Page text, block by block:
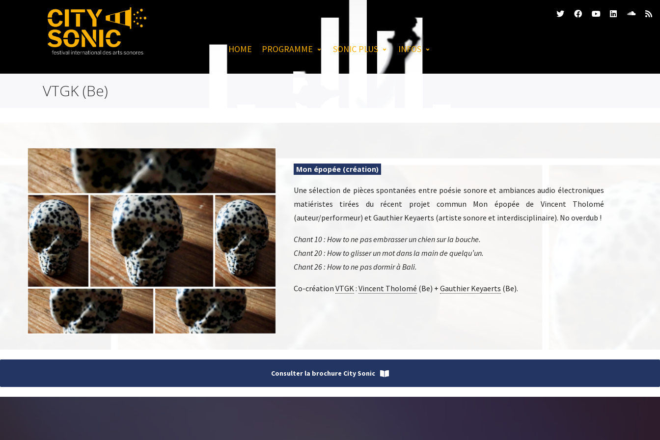
HOME PROGRAMME SONIC PLUS INFOS
VTGK (Be)
Mon épopée (création)
Une sélection de pièces spontanées entre poésie sonore et ambiances audio électroniques
matiéristes tirées du récent projet commun Mon épopée de Vincent Tholomé
(auteur/performeur) et Gauthier Keyaerts (artiste sonore et interdisciplinaire). No overdub !
Chant 10 : How to ne pas embrasser un chien sur la bouche.
Chant 20 : How to glisser un mot dans la main de quelqu’un.
Chant 26 : How to ne pas dormir à Bali.
Co-création VTGK: Vincent Tholomé (Be) + Gauthier Keyaerts (Be).
Consulter la brochure City Sonic